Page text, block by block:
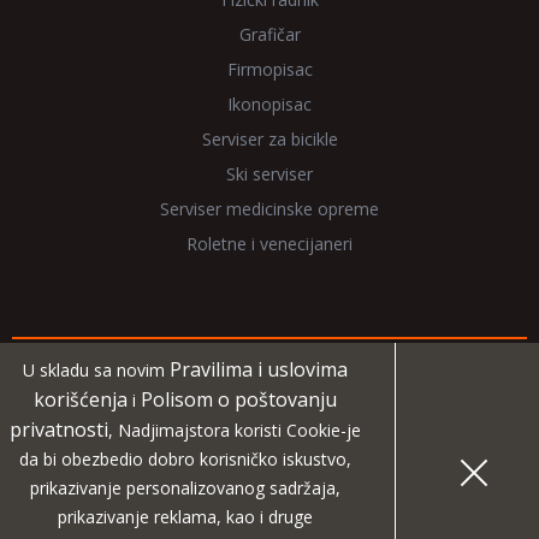
Grafičar
Firmopisac
Ikonopisac
Serviser za bicikle
Ski serviser
Serviser medicinske opreme
Roletne i venecijaneri
Copyright 2026 NadjiMajstora.rs
Informacije i grafički elementi su vlasništvo veb sajta
NadjiMajstora
Projekat digitalne agencije
U skladu sa novim Pravilima i uslovima
korišćenja i Polisom o poštovanju
privatnosti, Nadjimajstora koristi Cookie-je
da bi obezbedio dobro korisničko iskustvo,
prikazivanje personalizovanog sadržaja,
prikazivanje reklama, kao i druge